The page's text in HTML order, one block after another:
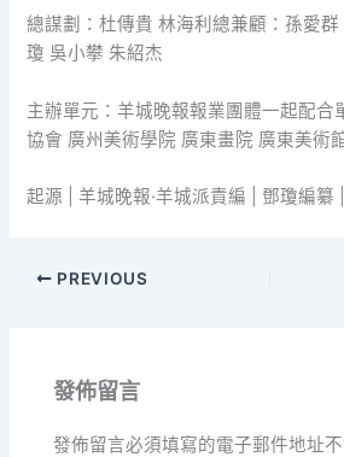
總謀劃：杜傳貴 林海利總兼顧：孫愛
瓊 吳小攀 朱紹杰
主辦單元：羊城晚報報業團體一起配合
協會 廣州美術學院 廣東畫院 廣東美術
起源 | 羊城晚報·羊城派責編 | 鄧瓊編纂
PREVIOUS
發佈留言
發佈留言必須填寫的電子郵件地址不